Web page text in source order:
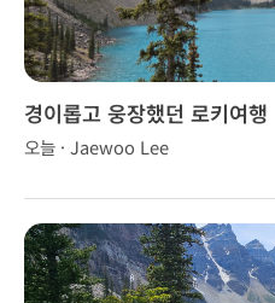
경이롭고 웅장했던 로키여행
오늘 · Jaewoo Lee